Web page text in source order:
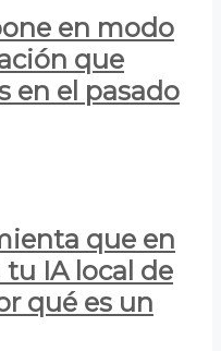
en modo
que
en el pasado
que en
IA local de
qué es un